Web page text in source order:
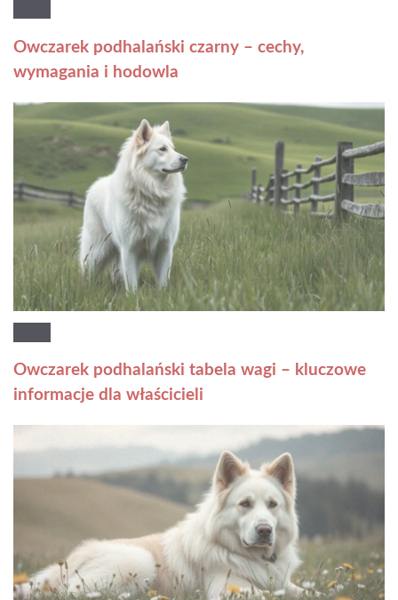
Owczarek podhalański czarny – cechy,
wymagania i hodowla
Owczarek podhalański tabela wagi – kluczowe
informacje dla właścicieli